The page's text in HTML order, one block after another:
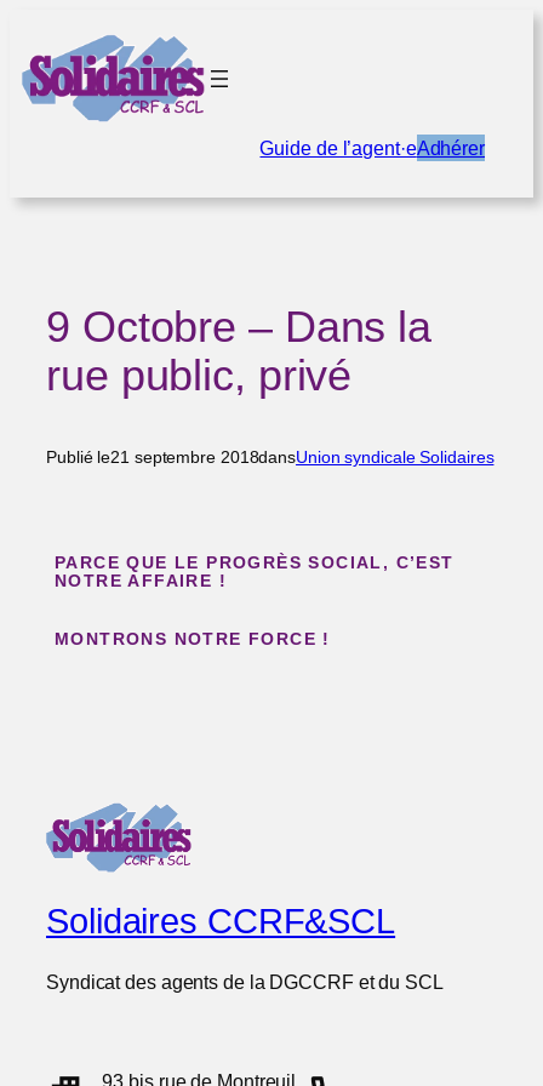
contenu
Guide de l’agent·eAdhérer
9 Octobre – Dans la
rue public, privé
Publié le21 septembre 2018dansUnion syndicale Solidaires
PARCE QUE LE PROGRÈS SOCIAL, C’EST
NOTRE AFFAIRE !
MONTRONS NOTRE FORCE !
Solidaires CCRF&SCL
Syndicat des agents de la DGCCRF et du SCL
93 bis rue de Montreuil